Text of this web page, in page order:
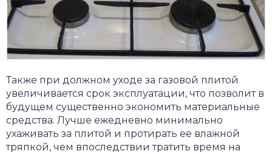
Также при должном уходе за газовой плитой
увеличивается срок эксплуатации, что позволит в
будущем существенно экономить материальные
средства. Лучше ежедневно минимально
ухаживать за плитой и протирать ее влажной
тряпкой, чем впоследствии тратить время на